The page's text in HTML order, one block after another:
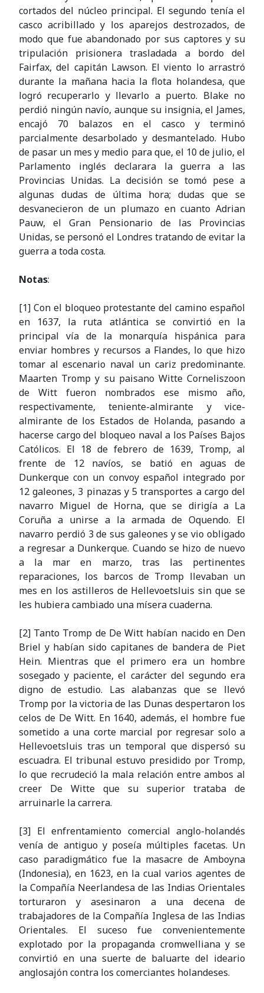
cortados del núcleo principal. El segundo tenía el
casco acribillado y los aparejos destrozados, de
modo que fue abandonado por sus captores y su
tripulación prisionera trasladada a bordo del
Fairfax, del capitán Lawson. El viento lo arrastró
durante la mañana hacia la flota holandesa, que
logró recuperarlo y llevarlo a puerto. Blake no
perdió ningún navío, aunque su insignia, el James,
encajó 70 balazos en el casco y terminó
parcialmente desarbolado y desmantelado. Hubo
de pasar un mes y medio para que, el 10 de julio, el
Parlamento inglés declarara la guerra a las
Provincias Unidas. La decisión se tomó pese a
algunas dudas de última hora; dudas que se
desvanecieron de un plumazo en cuanto Adrian
Pauw, el Gran Pensionario de las Provincias
Unidas, se personó el Londres tratando de evitar la
guerra a toda costa.
Notas:
[1] Con el bloqueo protestante del camino español
en 1637, la ruta atlántica se convirtió en la
principal vía de la monarquía hispánica para
enviar hombres y recursos a Flandes, lo que hizo
tomar al escenario naval un cariz predominante.
Maarten Tromp y su paisano Witte Corneliszoon
de Witt fueron nombrados ese mismo año,
respectivamente, teniente-almirante y vice-
almirante de los Estados de Holanda, pasando a
hacerse cargo del bloqueo naval a los Países Bajos
Católicos. El 18 de febrero de 1639, Tromp, al
frente de 12 navíos, se batió en aguas de
Dunkerque con un convoy español integrado por
12 galeones, 3 pinazas y 5 transportes a cargo del
navarro Miguel de Horna, que se dirigía a La
Coruña a unirse a la armada de Oquendo. El
navarro perdió 3 de sus galeones y se vio obligado
a regresar a Dunkerque. Cuando se hizo de nuevo
a la mar en marzo, tras las pertinentes
reparaciones, los barcos de Tromp llevaban un
mes en los astilleros de Hellevoetsluis sin que se
les hubiera cambiado una mísera cuaderna.
[2] Tanto Tromp de De Witt habían nacido en Den
Briel y habían sido capitanes de bandera de Piet
Hein. Mientras que el primero era un hombre
sosegado y paciente, el carácter del segundo era
digno de estudio. Las alabanzas que se llevó
Tromp por la victoria de las Dunas despertaron los
celos de De Witt. En 1640, además, el hombre fue
sometido a una corte marcial por regresar solo a
Hellevoetsluis tras un temporal que dispersó su
escuadra. El tribunal estuvo presidido por Tromp,
lo que recrudeció la mala relación entre ambos al
creer De Witte que su superior trataba de
arruinarle la carrera.
[3] El enfrentamiento comercial anglo-holandés
venía de antiguo y poseía múltiples facetas. Un
caso paradigmático fue la masacre de Amboyna
(Indonesia), en 1623, en la cual varios agentes de
la Compañía Neerlandesa de las Indias Orientales
torturaron y asesinaron a una decena de
trabajadores de la Compañía Inglesa de las Indias
Orientales. El suceso fue convenientemente
explotado por la propaganda cromwelliana y se
convirtió en una suerte de baluarte del ideario
anglosajón contra los comerciantes holandeses.